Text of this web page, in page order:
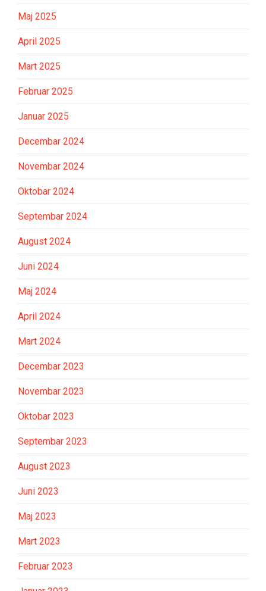
Maj 2025
April 2025
Mart 2025
Februar 2025
Januar 2025
Decembar 2024
Novembar 2024
Oktobar 2024
Septembar 2024
August 2024
Juni 2024
Maj 2024
April 2024
Mart 2024
Decembar 2023
Novembar 2023
Oktobar 2023
Septembar 2023
August 2023
Juni 2023
Maj 2023
Mart 2023
Februar 2023